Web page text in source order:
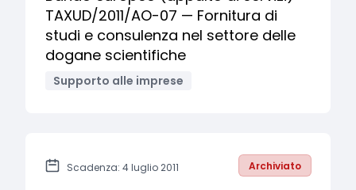
TAXUD/2011/AO-07 — Fornitura di
studi e consulenza nel settore delle
dogane scientifiche
Supporto alle imprese
Scadenza: 4 luglio 2011 Archiviato